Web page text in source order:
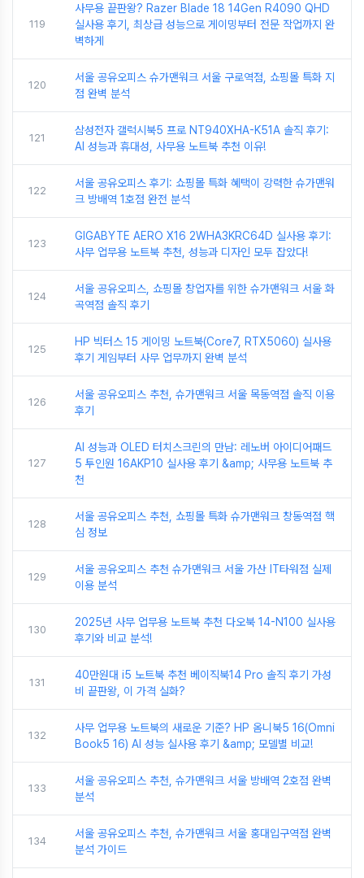
119
사무용 끝판왕? Razer Blade 18 14Gen R4090 QHD
실사용 후기, 최상급 성능으로 게이밍부터 전문 작업까지 완
벽하게
120
서울 공유오피스 슈가맨워크 서울 구로역점, 쇼핑몰 특화 지
점 완벽 분석
121
삼성전자 갤럭시북5 프로 NT940XHA-K51A 솔직 후기:
AI 성능과 휴대성, 사무용 노트북 추천 이유!
122
서울 공유오피스 후기: 쇼핑몰 특화 혜택이 강력한 슈가맨워
크 방배역 1호점 완전 분석
123
GIGABYTE AERO X16 2WHA3KRC64D 실사용 후기:
사무 업무용 노트북 추천, 성능과 디자인 모두 잡았다!
124
서울 공유오피스, 쇼핑몰 창업자를 위한 슈가맨워크 서울 화
곡역점 솔직 후기
125
HP 빅터스 15 게이밍 노트북(Core7, RTX5060) 실사용
후기 게임부터 사무 업무까지 완벽 분석
126
서울 공유오피스 추천, 슈가맨워크 서울 목동역점 솔직 이용
후기
127
AI 성능과 OLED 터치스크린의 만남: 레노버 아이디어패드
5 투인원 16AKP10 실사용 후기 &amp; 사무용 노트북 추
천
128
서울 공유오피스 추천, 쇼핑몰 특화 슈가맨워크 창동역점 핵
심 정보
129
서울 공유오피스 추천 슈가맨워크 서울 가산 IT타워점 실제
이용 분석
130
2025년 사무 업무용 노트북 추천 다오북 14-N100 실사용
후기와 비교 분석!
131
40만원대 i5 노트북 추천 베이직북14 Pro 솔직 후기 가성
비 끝판왕, 이 가격 실화?
132
사무 업무용 노트북의 새로운 기준? HP 옴니북5 16(Omni
Book5 16) AI 성능 실사용 후기 &amp; 모델별 비교!
133
서울 공유오피스 추천, 슈가맨워크 서울 방배역 2호점 완벽
분석
134
서울 공유오피스 추천, 슈가맨워크 서울 홍대입구역점 완벽
분석 가이드